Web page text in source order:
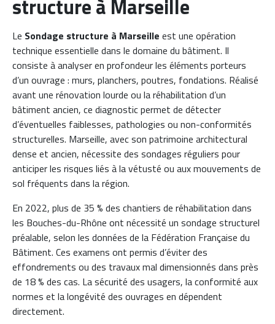
structure à Marseille
Le Sondage structure à Marseille est une opération
technique essentielle dans le domaine du bâtiment. Il
consiste à analyser en profondeur les éléments porteurs
d’un ouvrage : murs, planchers, poutres, fondations. Réalisé
avant une rénovation lourde ou la réhabilitation d’un
bâtiment ancien, ce diagnostic permet de détecter
d’éventuelles faiblesses, pathologies ou non-conformités
structurelles. Marseille, avec son patrimoine architectural
dense et ancien, nécessite des sondages réguliers pour
anticiper les risques liés à la vétusté ou aux mouvements de
sol fréquents dans la région.
En 2022, plus de 35 % des chantiers de réhabilitation dans
les Bouches-du-Rhône ont nécessité un sondage structurel
préalable, selon les données de la Fédération Française du
Bâtiment. Ces examens ont permis d’éviter des
effondrements ou des travaux mal dimensionnés dans près
de 18 % des cas. La sécurité des usagers, la conformité aux
normes et la longévité des ouvrages en dépendent
directement.